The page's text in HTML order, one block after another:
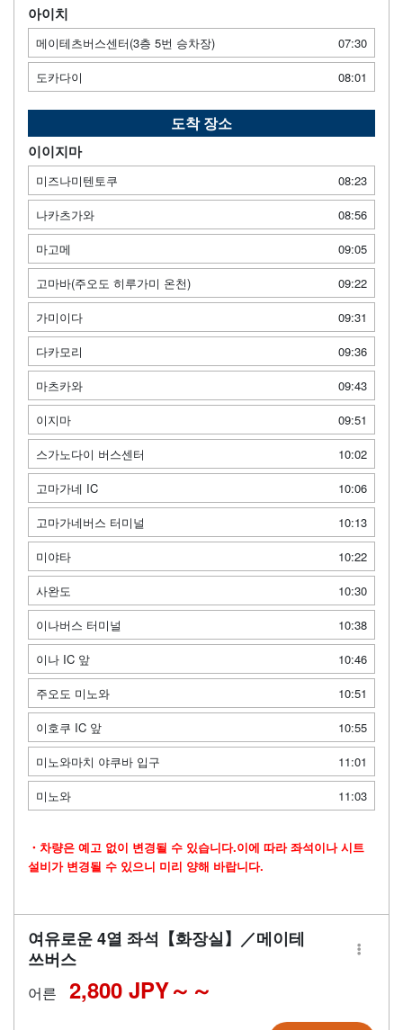
아이치
메이테츠버스센터(3층 5번 승차장)
07:30
도카다이
08:01
도착 장소
이이지마
미즈나미텐토쿠
08:23
나카츠가와
08:56
마고메
09:05
고마바(주오도 히루가미 온천)
09:22
가미이다
09:31
다카모리
09:36
마츠카와
09:43
이지마
09:51
스가노다이 버스센터
10:02
고마가네 IC
10:06
고마가네버스 터미널
10:13
미야타
10:22
사완도
10:30
이나버스 터미널
10:38
이나 IC 앞
10:46
주오도 미노와
10:51
이호쿠 IC 앞
10:55
미노와마치 야쿠바 입구
11:01
미노와
11:03
・차량은 예고 없이 변경될 수 있습니다.이에 따라 좌석이나 시트
설비가 변경될 수 있으니 미리 양해 바랍니다.
여유로운 4열 좌석【화장실】／메이테
쓰버스
어른 2,800 JPY～